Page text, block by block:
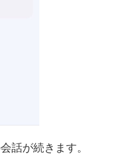
話が続きます。